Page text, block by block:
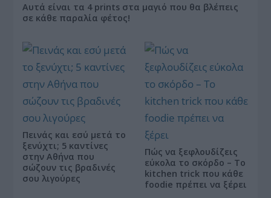
Αυτά είναι τα 4 prints στα μαγιό που θα βλέπεις
σε κάθε παραλία φέτος!
Πεινάς και εσύ μετά το
ξενύχτι; 5 καντίνες
στην Αθήνα που
σώζουν τις βραδινές
σου λιγούρες
Πώς να ξεφλουδίζεις
εύκολα το σκόρδο – Το
kitchen trick που κάθε
foodie πρέπει να ξέρει